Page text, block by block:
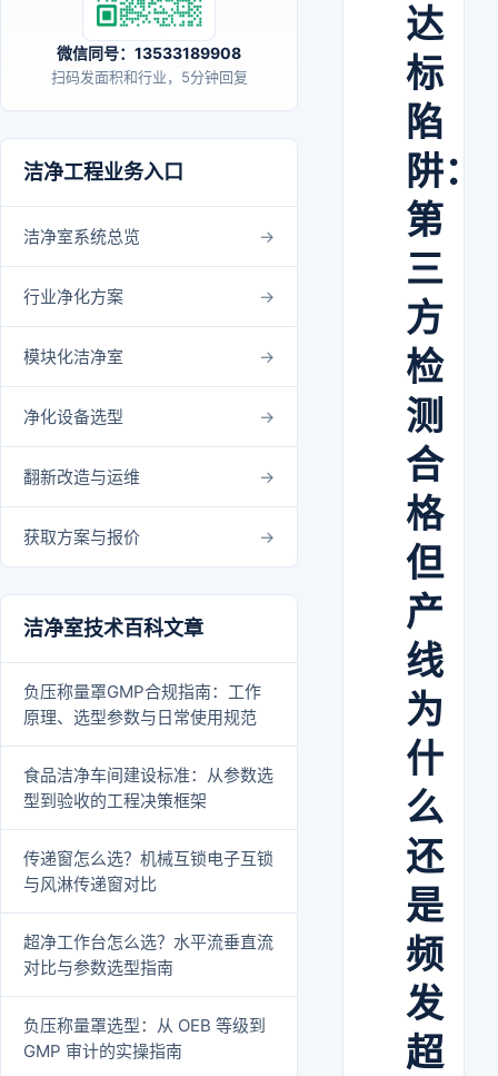
微信同号：13533189908
扫码发面积和行业，5分钟回复
洁净工程业务入口
洁净室系统总览
行业净化方案
模块化洁净室
净化设备选型
翻新改造与运维
获取方案与报价
洁净室技术百科文章
负压称量罩GMP合规指南：工作
原理、选型参数与日常使用规范
食品洁净车间建设标准：从参数选
型到验收的工程决策框架
传递窗怎么选？机械互锁电子互锁
与风淋传递窗对比
超净工作台怎么选？水平流垂直流
对比与参数选型指南
负压称量罩选型：从 OEB 等级到
GMP 审计的实操指南
达
标
陷
阱：
第
三
方
检
测
合
格
但
产
线
为
什
么
还
是
频
发
超